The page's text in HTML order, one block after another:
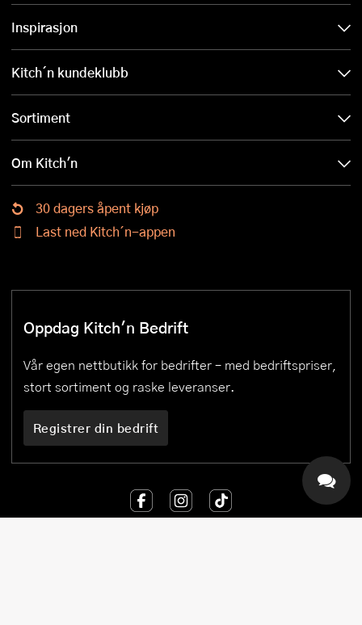
Inspirasjon
Kitch´n kundeklubb
Sortiment
Om Kitch'n
30 dagers åpent kjøp
Last ned Kitch´n-appen
Oppdag Kitch'n Bedrift
Vår egen nettbutikk for bedrifter – med bedriftspriser,
stort sortiment og raske leveranser.
Registrer din bedrift